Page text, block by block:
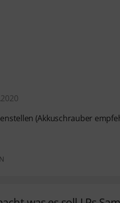
(Akkuschrauber